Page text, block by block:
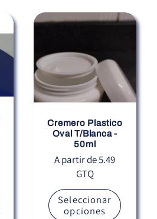
Cremero Plastico
Oval T/Blanca -
50ml
Precio
habitual
A partir de 5.49
GTQ
Seleccionar
opciones